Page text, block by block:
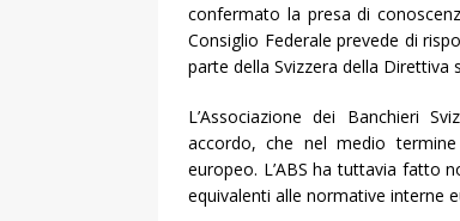
confermato la presa di
Consiglio Federale prevede di
parte della Svizzera della Direttiva
L’Associazione dei Banchieri
accordo, che nel medio
europeo. L’ABS ha tuttavia fatto
equivalenti alle normative interne